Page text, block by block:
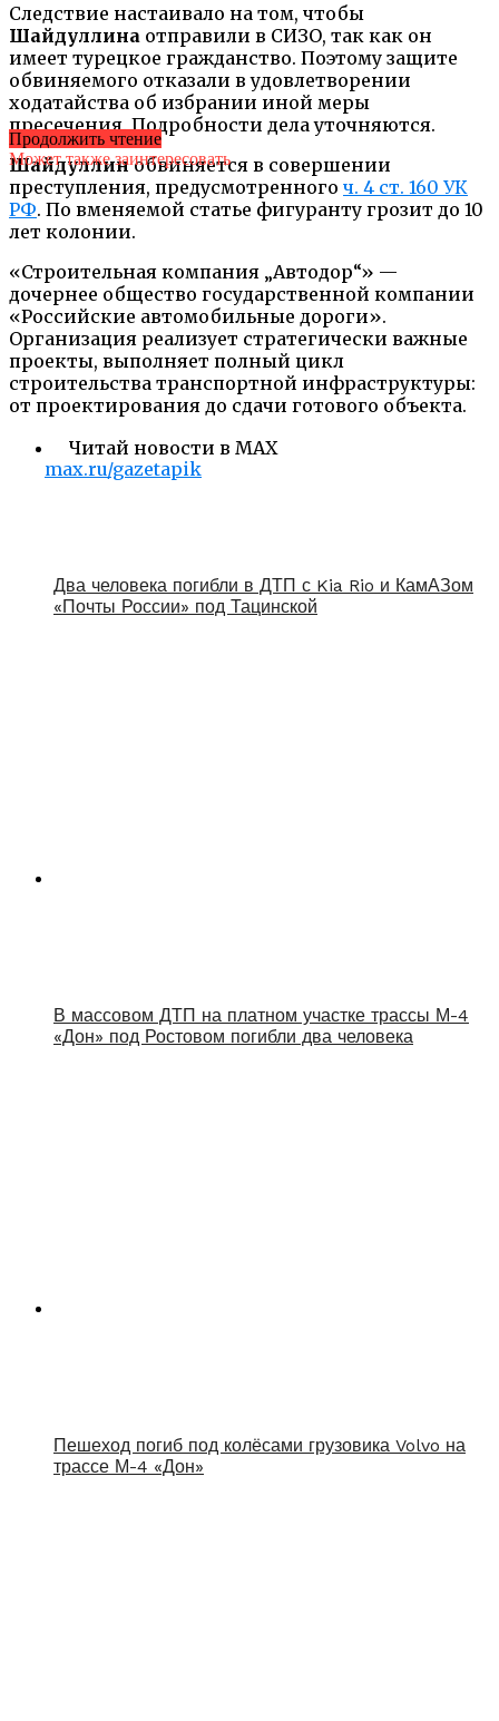
Следствие настаивало на том, чтобы
Шайдуллина отправили в СИЗО, так как он
имеет турецкое гражданство. Поэтому защите
обвиняемого отказали в удовлетворении
ходатайства об избрании иной меры
пресечения. Подробности дела уточняются.
Шайдуллинобвиняется в совершении
преступления, предусмотренного ч. 4 ст. 160 УК
РФ. По вменяемой статье фигуранту грозит до 10
лет колонии.
«Строительная компания „Автодор“» —
дочернее общество государственной компании
«Российские автомобильные дороги».
Организация реализует стратегически важные
проекты, выполняет полный цикл
строительства транспортной инфраструктуры:
от проектирования до сдачи готового объекта.
Читай новости в MAX
max.ru/gazetapik
Продолжить чтение
Может также заинтересовать
Два человека погибли в ДТП с Kia Rio и КамАЗом
«Почты России» под Тацинской
В массовом ДТП на платном участке трассы М-4
«Дон» под Ростовом погибли два человека
Пешеход погиб под колёсами грузовика Volvo на
трассе М-4 «Дон»